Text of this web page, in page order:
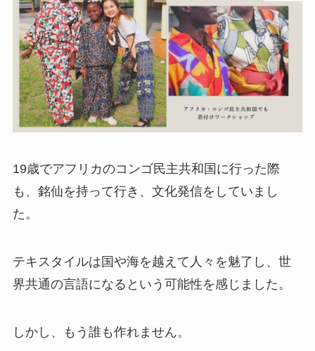
19歳でアフリカのコンゴ民主共和国に行った際
も、銘仙を持って行き、文化発信をしていまし
た。
テキスタイルは国や海を越えて人々を魅了し、世
界共通の言語になるという可能性を感じました。
しかし、もう誰も作れません。